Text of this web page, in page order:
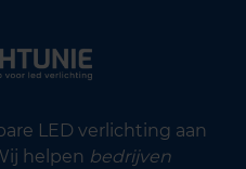
LED verlichting aan
helpen bedrijven